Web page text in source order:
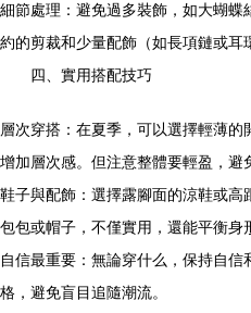
細節處理：避免過多裝飾，如大蝴
約的剪裁和少量配飾（如長項鏈或耳
四、實用搭配技巧
層次穿搭：在夏季，可以選擇輕薄
增加層次感。但注意整體要輕盈，避
鞋子與配飾：選擇露腳面的涼鞋或
包包或帽子，不僅實用，還能平衡身
自信最重要：無論穿什么，保持自
格，避免盲目追隨潮流。